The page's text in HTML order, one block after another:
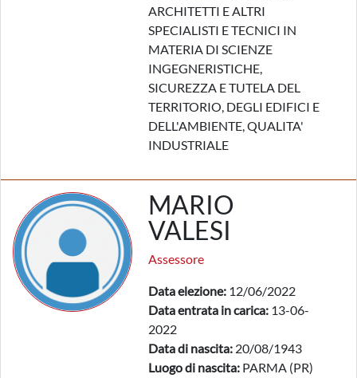
ARCHITETTI E ALTRI
SPECIALISTI E TECNICI IN
MATERIA DI SCIENZE
INGEGNERISTICHE,
SICUREZZA E TUTELA DEL
TERRITORIO, DEGLI EDIFICI E
DELL'AMBIENTE, QUALITA'
INDUSTRIALE
MARIO
VALESI
Assessore
Data elezione: 12/06/2022
Data entrata in carica: 13-06-
2022
Data di nascita: 20/08/1943
Luogo di nascita: PARMA (PR)